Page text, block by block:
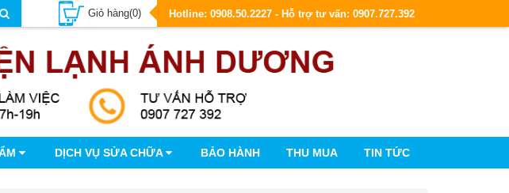
Giỏ hàng(0) Hotline: 0908.50.2227 - Hỗ trợ tư vấn: 0907.727.392
DỊCH VỤ SỬA CHỮA BẢO HÀNH THU MUA TIN TỨC